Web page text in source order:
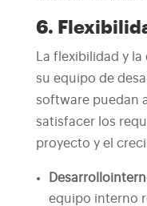
6.
La flexibilidad y
su equipo de
software puedan
satisfacer los
proyecto y el
Desarrollo
equipo interno